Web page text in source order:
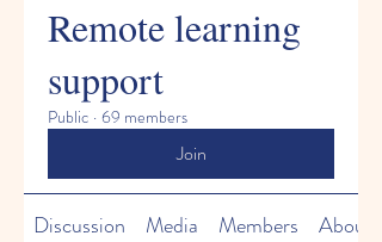
Remote learning
support
Public · 69 members
Join
Discussion Media Members About